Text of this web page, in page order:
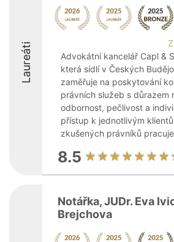
Laureáti
Advokátní kancelář Capl &
která sídlí v Českých
zaměřuje na poskytování
právních služeb s důrazem
odbornost, pečlivost a
přístup k jednotlivým
zkušených právníků
8.5
Notářka, JUDr. Eva
Brejchova